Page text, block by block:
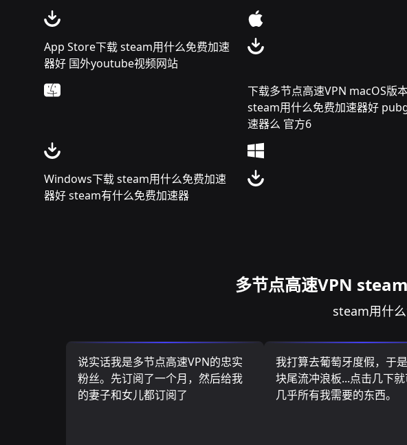
App Store下载 steam用什么免费加速
器好 国外youtube视频网站
下载多节点高速VPN macOS版
steam用什么免费加速器好
速器么 官方6
Windows下载 steam用什么免费加速
器好 steam有什么免费加速器
多节点高速VPN
steam用什
说实话我是多节点高速VPN的忠实
粉丝。先订阅了一个月，然后给我
的妻子和女儿都订阅了
我打算去葡萄牙度假，于
块尾流冲浪板...点击几下
几乎所有我需要的东西。